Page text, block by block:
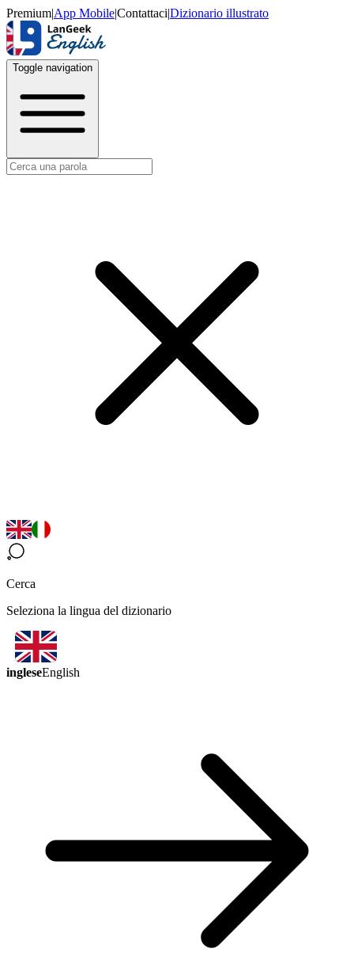
Premium|App Mobile|Contattaci|Dizionario illustrato
Toggle navigation
Cerca
Seleziona la lingua del dizionario
ingleseEnglish